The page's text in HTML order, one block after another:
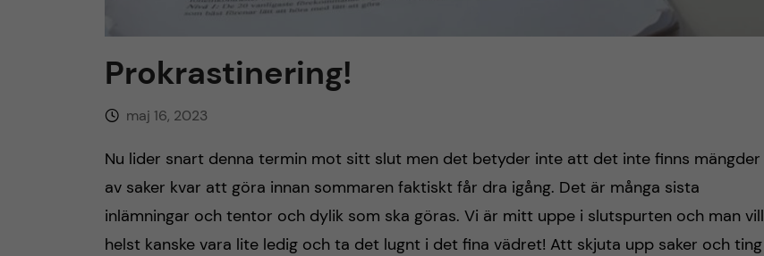
Prokrastinering!
maj 16, 2023
Nu lider snart denna termin mot sitt slut men det betyder inte att det inte finns mängder
av saker kvar att göra innan sommaren faktiskt får dra igång. Det är många sista
inlämningar och tentor och dylik som ska göras. Vi är mitt uppe i slutspurten och man vill
helst kanske vara lite ledig och ta det lugnt i det fina vädret! Att skjuta upp saker och ting